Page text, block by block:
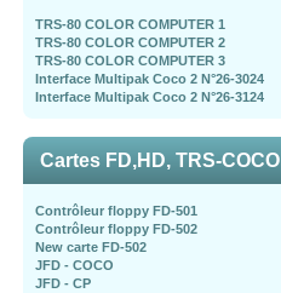
TRS-80 COLOR COMPUTER 1
TRS-80 COLOR COMPUTER 2
TRS-80 COLOR COMPUTER 3
Interface Multipak Coco 2 N°26-3024
Interface Multipak Coco 2 N°26-3124
Cartes FD,HD, TRS-COCO
Contrôleur floppy FD-501
Contrôleur floppy FD-502
New carte FD-502
JFD - COCO
JFD - CP